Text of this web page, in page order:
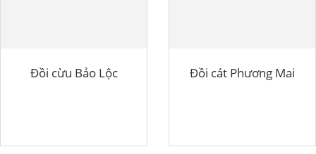
Đồi cừu Bảo Lộc Đồi cát Phương Mai